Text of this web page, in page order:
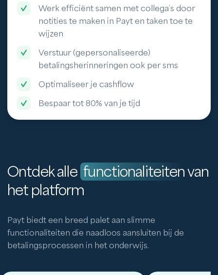
Werk efficiënt samen met collega’s door
notities te maken in Payt en taken toe te
wijzen
Verstuur (gepersonaliseerde)
betalingsherinneringen ook per sms
Optimaliseer je cashflow
Bespaar tot 80% van je tijd
Ontdek alle functionaliteitenvan
het platform
Payt biedt een breed palet aan slimme
functionaliteiten die naadloos aansluiten bij de
betalingsprocessen in het onderwijs.